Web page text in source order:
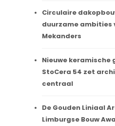
Circulaire
duurzame ambities
Mekanders
Nieuwe
StoCera 54 zet
centraal
De Gouden Liniaal
Limburgse Bouw